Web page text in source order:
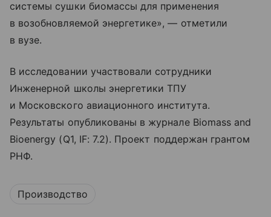
системы сушки биомассы для применения
в возобновляемой энергетике», — отметили
в вузе.
В исследовании участвовали сотрудники
Инженерной школы энергетики ТПУ
и Московского авиационного института.
Результаты опубликованы в журнале Biomass and
Bioenergy (Q1, IF: 7.2). Проект поддержан грантом
РНФ.
Производство